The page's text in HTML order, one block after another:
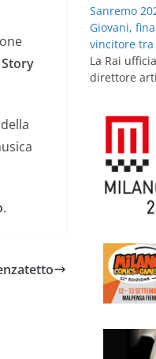
.
Sanremo
Giovani,
vincitore tra
La Rai
direttore